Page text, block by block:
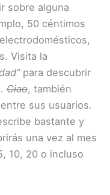
sobre alguna
50 céntimos
Visita la
para descubrir
Ciao, también
sus usuarios.
bastante y
una vez al mes
10, 20 o incluso